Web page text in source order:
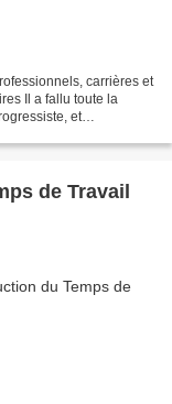
carrières et
Il a fallu toute la
et
de Travail